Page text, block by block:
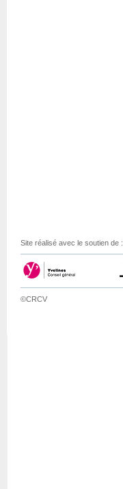
Site réalisé avec le soutien de :
©CRCV